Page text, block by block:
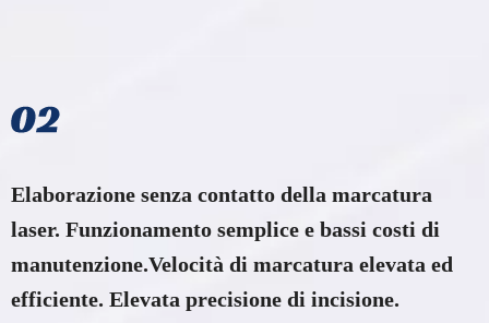
Elaborazione senza contatto della marcatura
laser. Funzionamento semplice e bassi costi di
manutenzione.Velocità di marcatura elevata ed
efficiente. Elevata precisione di incisione.​​​​​​​